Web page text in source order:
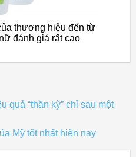
thương hiệu đến từ
đánh giá rất cao
quả “thần kỳ” chỉ sau một
Mỹ tốt nhất hiện nay